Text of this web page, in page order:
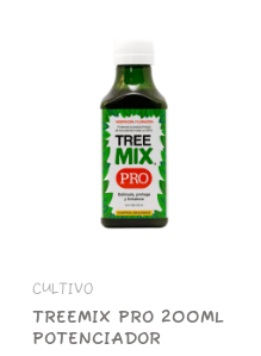
CULTIVO
TREEMIX PRO 200ML
POTENCIADOR
POTENCIADOR
cantidad